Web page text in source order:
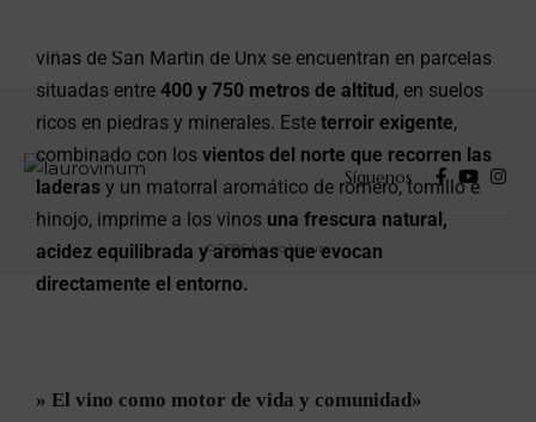
viñas de San Martín de Unx se encuentran en parcelas
situadas entre 400 y 750 metros de altitud, en suelos
ricos en piedras y minerales. Este terroir exigente,
combinado con los vientos del norte que recorren las
laderas y un matorral aromático de romero, tomillo e
hinojo, imprime a los vinos una frescura natural,
acidez equilibrada y aromas que evocan
directamente el entorno.
» El vino como motor de vida y comunidad»
Síguenos
© 2026 Lauro Vinum